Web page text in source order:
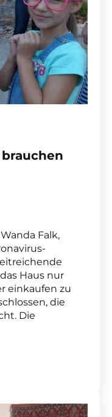
Falk,
Haus nur
einkaufen zu
die
Die